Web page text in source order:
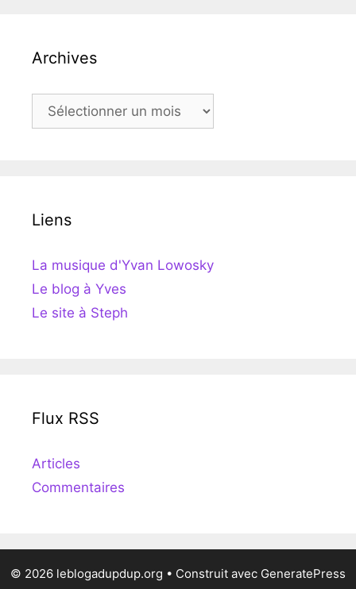
Archives
Archives
Liens
La musique d'Yvan Lowosky
Le blog à Yves
Le site à Steph
Flux RSS
Articles
Commentaires
© 2026 leblogadupdup.org • Construit avec GeneratePress